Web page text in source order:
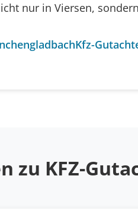
nur in Viersen,
Kfz-
zu KFZ-